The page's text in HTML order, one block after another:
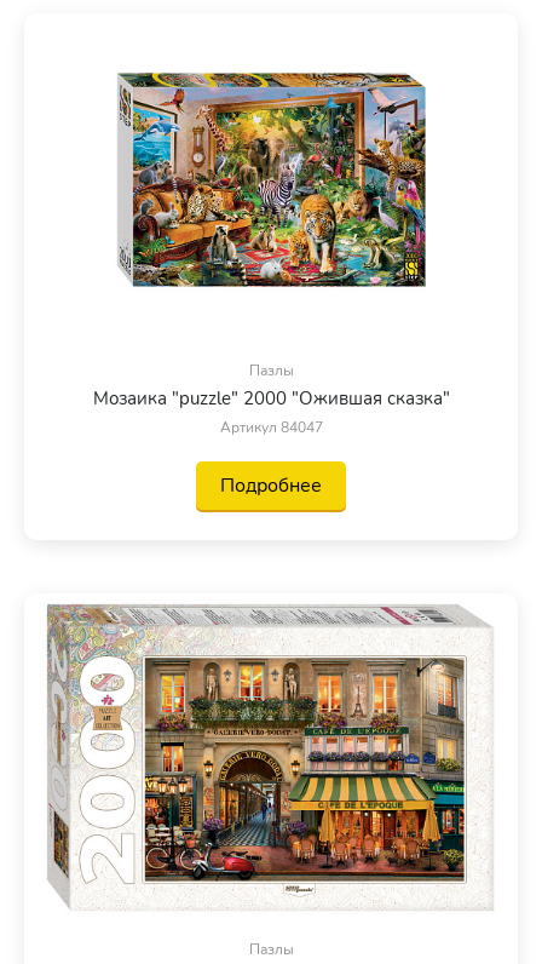
Пазлы
Мозаика "puzzle" 2000 "Ожившая сказка"
Артикул 84047
Подробнее
Пазлы